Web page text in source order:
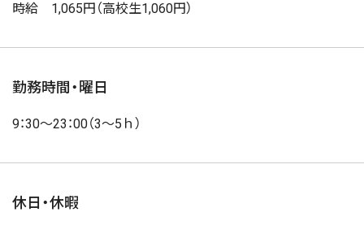
時給 1,065円（高校生1,060円）
勤務時間・曜日
9：30～23：00（3～5ｈ）
休日・休暇